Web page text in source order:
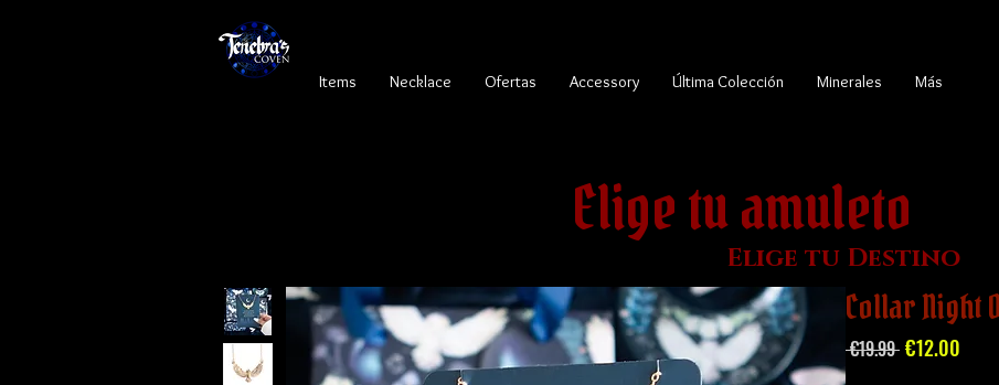
Items Necklace Ofertas Accessory Última Colección Minerales Más
Elige tu amuleto
Elige tu Destino
Collar Night
€19.99 Regular
€12.00